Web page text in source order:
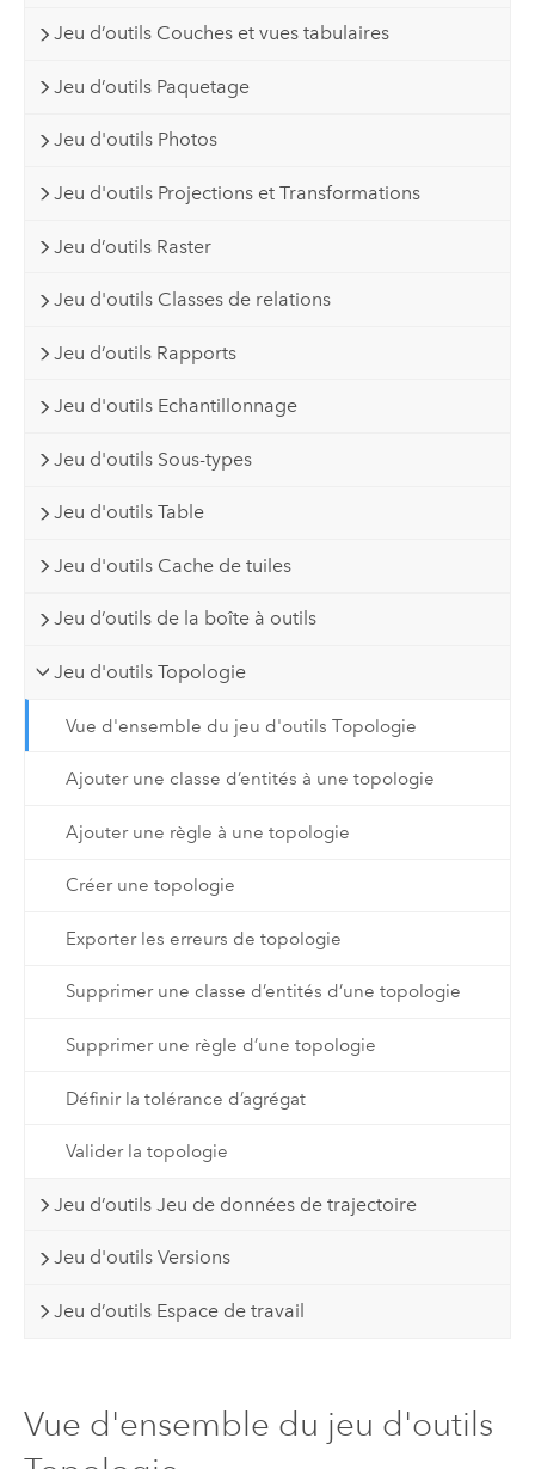
Jeu d’outils Couches et vues tabulaires
Jeu d’outils Paquetage
Jeu d'outils Photos
Jeu d'outils Projections et Transformations
Jeu d’outils Raster
Jeu d'outils Classes de relations
Jeu d’outils Rapports
Jeu d'outils Echantillonnage
Jeu d'outils Sous-types
Jeu d'outils Table
Jeu d'outils Cache de tuiles
Jeu d’outils de la boîte à outils
Jeu d'outils Topologie
Vue d'ensemble du jeu d'outils Topologie
Ajouter une classe d’entités à une topologie
Ajouter une règle à une topologie
Créer une topologie
Exporter les erreurs de topologie
Supprimer une classe d’entités d’une topologie
Supprimer une règle d’une topologie
Définir la tolérance d’agrégat
Valider la topologie
Jeu d’outils Jeu de données de trajectoire
Jeu d'outils Versions
Jeu d’outils Espace de travail
Vue d'ensemble du jeu d'outils